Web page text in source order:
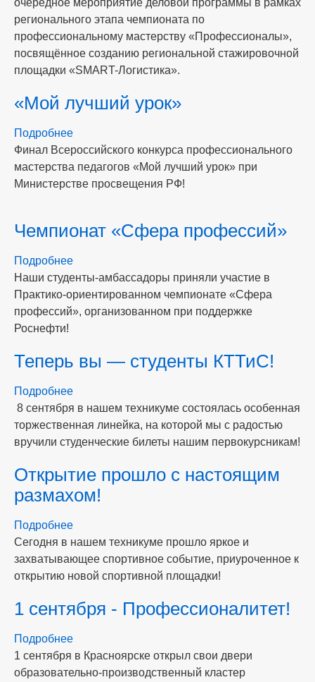
–
региональная
стажировочная
площадка
регионального этапа чемпионата по
профессиональному мастерству «Профессионалы»,
посвящённое созданию региональной стажировочной
площадки «SMART-Логистика».
«Мой лучший урок»
Подробнее
«Мой
лучший
урок»
Финал Всероссийского конкурса профессионального
мастерства педагогов «Мой лучший урок» при
Министерстве просвещения РФ!
Чемпионат «Сфера профессий»
Подробнее
Чемпионат
«Сфера
профессий»
Наши студенты-амбассадоры приняли участие в
Практико-ориентированном чемпионате «Сфера
профессий», организованном при поддержке
Роснефти!
Теперь вы — студенты КТТиС!
Подробнее
Теперь
вы
—
КТТиС!
8 сентября в нашем техникуме состоялась особенная
торжественная линейка, на которой мы с радостью
вручили студенческие билеты нашим первокурсникам!
Открытие прошло с настоящим
размахом!
Подробнее
Открытие
прошло
с
размахом!
Сегодня в нашем техникуме прошло яркое и
захватывающее спортивное событие, приуроченное к
открытию новой спортивной площадки!
1 сентября - Профессионалитет!
Подробнее
1
сентября
1 сентября в Красноярске открыл свои двери
образовательно-производственный кластер